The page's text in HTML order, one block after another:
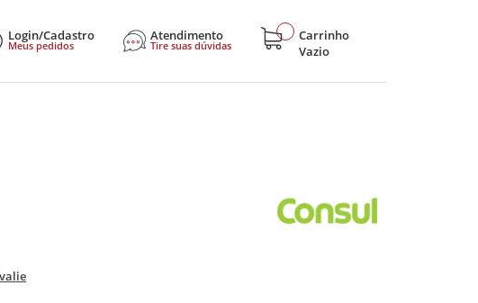
Login/Cadastro
Meus pedidos
Atendimento
Tire suas dúvidas
Carrinho
Vazio
Eletrodomésticos Eletroportáteis Hobby e Lazer